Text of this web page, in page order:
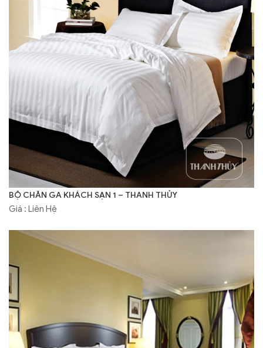
BỘ CHĂN GA KHÁCH SẠN 1 – THANH THỦY
Giá : Liên Hệ